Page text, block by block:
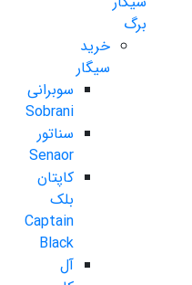
برگ
خرید
سیگار
سوبرانی
Sobrani
سناتور
Senaor
کاپتان
بلک
Captain
Black
آل